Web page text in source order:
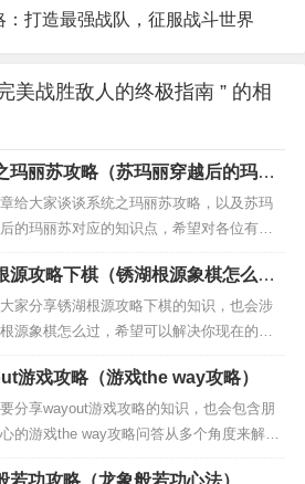
：打造最强战队，征服战斗世界
美战胜敌人的终极指南 ” 的相
玛丽苏攻略（苏玛丽穿越后的玛丽
给大家谈谈系统之玛丽苏攻略，以及苏玛
的玛丽苏对应的知识点，希望对各位有所
要忘了收藏本站喔。 本文目录一览：关于
丽苏攻略和苏玛丽穿越后的玛丽苏的介绍
束了，不知道你从中找到你需要的信息了
果你还想了解更多这方面的信息，记得收藏
。...
源攻略下棋（锈湖根源象棋怎么
家分享锈湖根源攻略下棋的知识，也会涉
源象棋怎么过，希望可以解决你现在的问
文目录一览： 1、锈湖根源Checkmate攻略
Roots象棋怎么过 2、锈湖根源象棋怎么
锈湖根源Checkmate攻略中，Rusty Lake
棋...
游戏攻略（游戏the way攻略）
分享wayout游戏攻略的知识，也会包含朋
的游戏the way攻略问答从多个角度来解
望能够解决你现在遇到的问题！ 本文目录